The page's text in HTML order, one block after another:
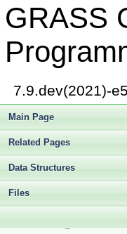
GRASS
7.9.dev(2021)-
Main Page
Related Pages
Data Structures
Files
► strip.c
► stroke.c
► struct_copy.c
sv2u1v.c
sv2uv.c
sv2val.c
► svdu1v.c
► svduv.c
► svdval.c
► symbol.c
► defs/symbol.h
►